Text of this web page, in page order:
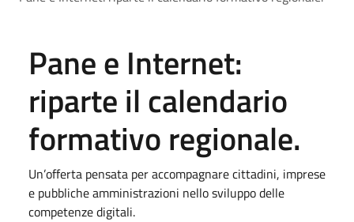
Pane e Internet:
riparte il calendario
formativo regionale.
Un’offerta pensata per accompagnare cittadini, imprese
e pubbliche amministrazioni nello sviluppo delle
competenze digitali.